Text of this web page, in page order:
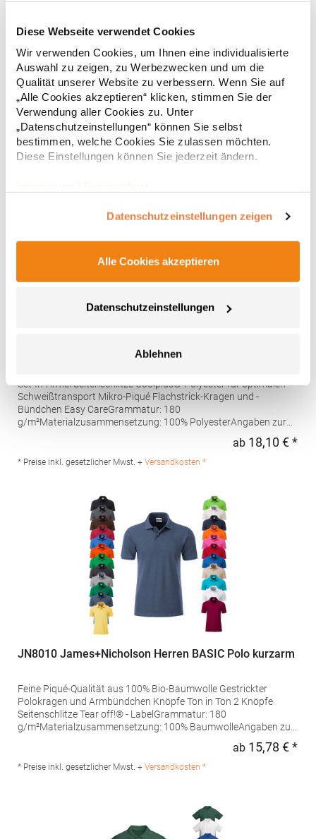
Diese Webseite verwendet Cookies
Wir verwenden Cookies, um Ihnen eine individualisierte
Auswahl zu zeigen, zu Werbezwecken und um die
Qualität unserer Website zu verbessern. Wenn Sie auf
„Alle Cookies akzeptieren“ klicken, stimmen Sie der
Verwendung aller Cookies zu. Unter
„Datenschutzeinstellungen“ können Sie selbst
bestimmen, welche Cookies Sie zulassen möchten.
Diese Einstellungen können Sie jederzeit ändern.
Datenschutzeinstellungen zeigen
Alle Cookies akzeptieren
Datenschutzeinstellungen
Ablehnen
Strapazierfähiges Polohemd aus Mischgewebe Overlock-Nähte
mit Polyfilm für Formstabilität Flachstrick-Kragen und
Ärmelbündchen in Rippstrick Doppelnähte an Schultern
Verstärkte Nähte an stark beanspruchten Stellen Neutrales
Etikett im Kragen für die einfache Veredelung/Personalisierung
Verstärkte Knopfleiste mit drei Knöpfen Aufgesetzte
Brusttasche mit Knopfverschluss Verstärkte Seitenschlitze
Eigenschaften, Atmungsaktivität und Verzugkontrolle Weicher,
auf der linken BrustseiteGrammatur: 200
BaumwolleAngaben zur Produktsicherheit: Herst.-Nr.:
R312XHersteller: Result Clothing Ltd. Narcisova 1 821 01
Bratislava Slowakei E-Mail: sales@resultclothing.com
ab16,05 € *
* Preise inkl. gesetzlicher Mwst. +Versandkosten *
W475 Henbury Herren Coolplus®
Set-In-Ärmel Seitenschlitze Coolplus®-Polyester für optimalen
Schweißtransport Mikro-Piqué Flachstrick-Kragen und -
Bündchen Easy CareGrammatur: 180
g/m²Materialzusammensetzung: 100% PolyesterAngaben zur
Kingsfordweg 151 1043GR Amsterdam Niederlande E-Mail:
marketing@henbury.com
ab 18,10 € *
* Preise inkl. gesetzlicher Mwst. + Versandkosten *
JN8010 James+Nicholson Herren BASIC Polo kurzarm
Feine Piqué-Qualität aus 100% Bio-Baumwolle Gestrickter
Polokragen und Armbündchen Knöpfe Ton in Ton 2 Knöpfe
Seitenschlitze Tear off!® - LabelGrammatur: 180
g/m²Materialzusammensetzung: 100% BaumwolleAngaben zur
GmbH Vor dem Weißen Stein 25-31 72461 Albstadt Deutschland
E-Mail: info@daiber.de
ab 15,78 € *
* Preise inkl. gesetzlicher Mwst. + Versandkosten *